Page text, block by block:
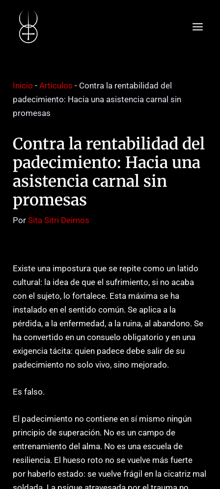
contenido
Inicio -Artículos - Contra la rentabilidad del
padecimiento: Hacia una asistencia carnal sin
promesas
Contra la rentabilidad del
padecimiento: Hacia una
asistencia carnal sin
promesas
PorSita Sitri Deimos
Existe una impostura que se repite como un latido
cultural: la idea de que el sufrimiento, si no acaba
con el sujeto, lo fortalece. Esta máxima se ha
instalado en el sentido común. Se aplica a la
pérdida, a la enfermedad, a la ruina, al abandono. Se
ha convertido en un consuelo obligatorio y en una
exigencia tácita: quien padece debe salir de su
padecimiento no solo vivo, sino mejorado.
Es falso.
El padecimiento no contiene en sí mismo ningún
principio de superación. No es un campo de
entrenamiento del alma. No es una escuela de
resiliencia. El hueso roto no se vuelve más fuerte
por haberlo estado: se vuelve frágil en la cicatriz mal
entradas